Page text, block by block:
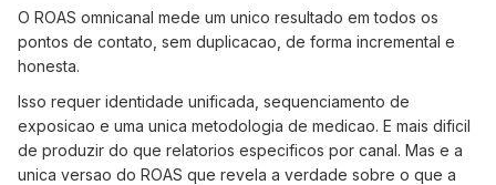
O ROAS omnicanal mede um unico resultado em todos os
pontos de contato, sem duplicacao, de forma incremental e
honesta.
Isso requer identidade unificada, sequenciamento de
exposicao e uma unica metodologia de medicao. E mais dificil
de produzir do que relatorios especificos por canal. Mas e a
unica versao do ROAS que revela a verdade sobre o que a